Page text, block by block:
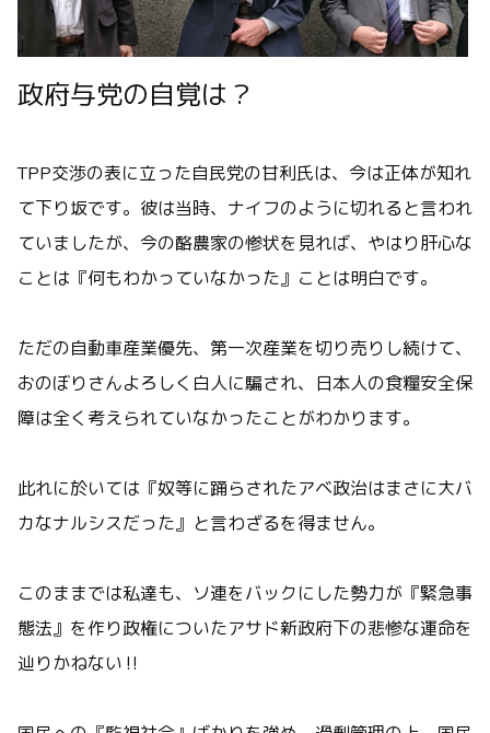
政府与党の自覚は？
TPP交渉の表に立った自民党の甘利氏は、今は正体が知れ
て下り坂です。彼は当時、ナイフのように切れると言われ
ていましたが、今の酪農家の惨状を見れば、やはり肝心な
ことは『何もわかっていなかった』ことは明白です。
ただの自動車産業優先、第一次産業を切り売りし続けて、
おのぼりさんよろしく白人に騙され、日本人の食糧安全保
障は全く考えられていなかったことがわかります。
此れに於いては『奴等に踊らされたアベ政治はまさに大バ
カなナルシスだった』と言わざるを得ません。
このままでは私達も、ソ連をバックにした勢力が『緊急事
態法』を作り政権についたアサド新政府下の悲惨な運命を
辿りかねない‼️